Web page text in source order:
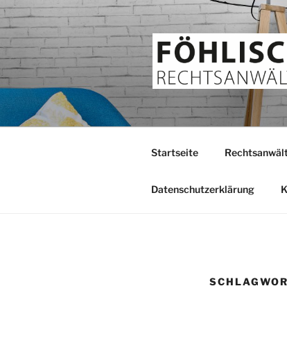
Zum
Inhalt
springen
Rechtsanwälte
Startseite
Datenschutzerklärung